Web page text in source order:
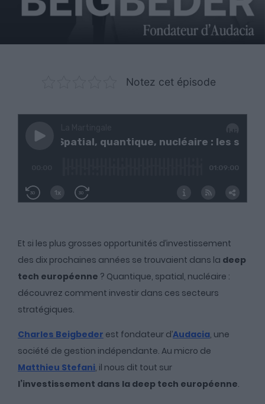
Notez cet épisode
Et si les plus grosses opportunités d’investissement
des dix prochaines années se trouvaient dans la deep
tech européenne ? Quantique, spatial, nucléaire :
découvrez comment investir dans ces secteurs
stratégiques.
Charles Beigbeder est fondateur d’Audacia, une
société de gestion indépendante. Au micro de
Matthieu Stefani, il nous dit tout sur
l’investissement dans la deep tech européenne.